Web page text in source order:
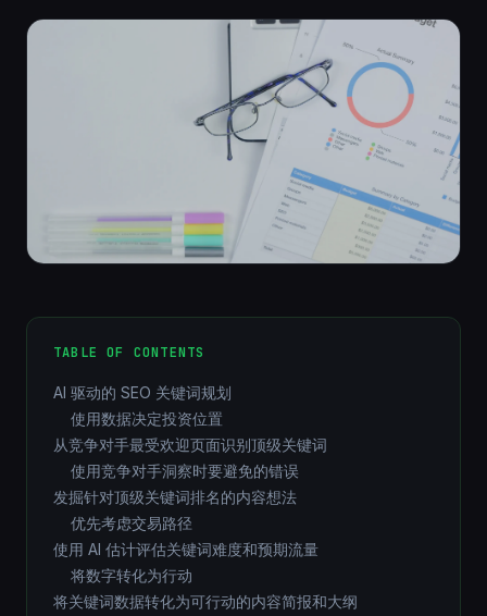
TABLE OF CONTENTS
AI 驱动的 SEO 关键词规划
使用数据决定投资位置
从竞争对手最受欢迎页面识别顶级关键词
使用竞争对手洞察时要避免的错误
发掘针对顶级关键词排名的内容想法
优先考虑交易路径
使用 AI 估计评估关键词难度和预期流量
将数字转化为行动
将关键词数据转化为可行动的内容简报和大纲